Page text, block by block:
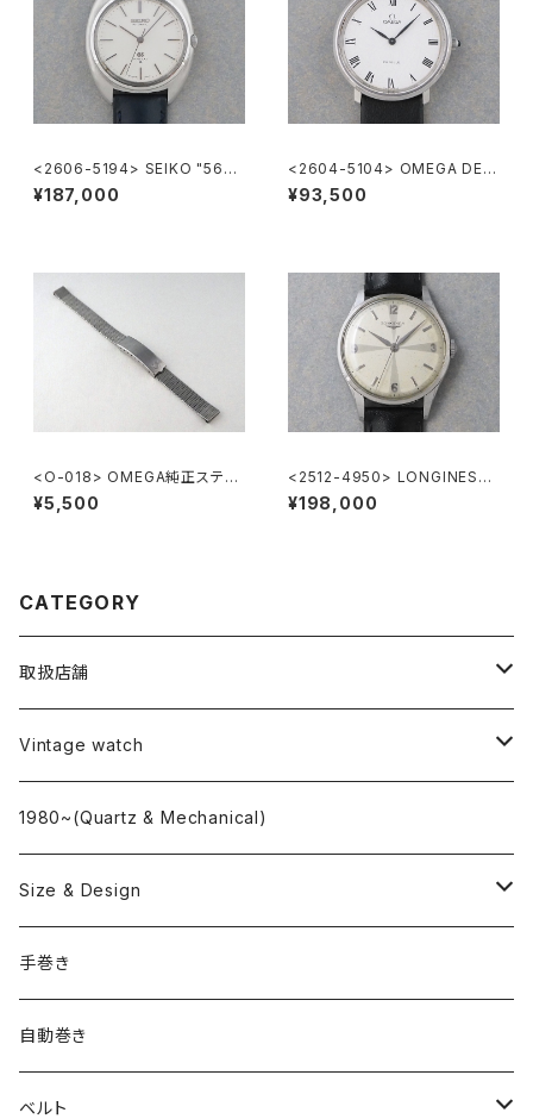
<2606-5194> SEIKO "56G
S" Grand Seiko
¥187,000
<2604-5104> OMEGA DE V
ILLE
¥93,500
<O-018> OMEGA純正ステン
レスメッシュブレスレット 10mm
¥5,500
<2512-4950> LONGINES
"Cal.12.68.ZS"
¥198,000
CATEGORY
取扱店舗
L o'clock
"delve"
Vintage watch
海外ブランド
OMEGA
ROLEX
国産ブランド
SEIKO
CITIZEN
1980~(Quartz & Mechanical)
Size & Design
~24.9mm
25mm~29.9mm
30mm~34.9mm
手巻き
自動巻き
ベルト